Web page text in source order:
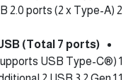
2 x USB 2.0 ports (2 x Type-A)
(Total 7 ports)
1 x USB 3.2 Gen 1 connector (supports USB Type-C®)